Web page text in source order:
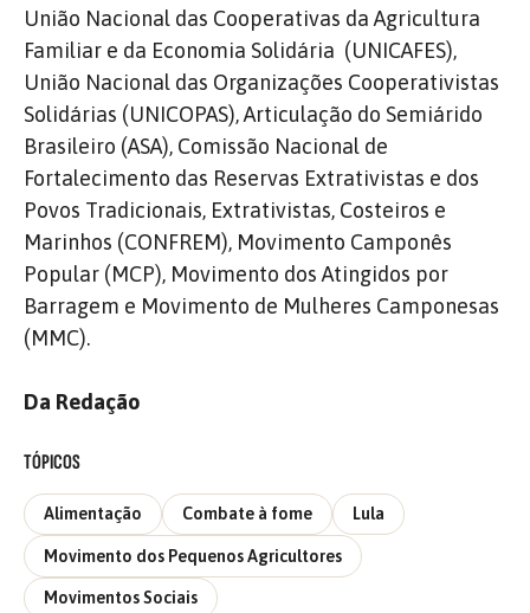
União Nacional das Cooperativas da Agricultura
Familiar e da Economia Solidária (UNICAFES),
União Nacional das Organizações Cooperativistas
Solidárias (UNICOPAS), Articulação do Semiárido
Brasileiro (ASA), Comissão Nacional de
Fortalecimento das Reservas Extrativistas e dos
Povos Tradicionais, Extrativistas, Costeiros e
Marinhos (CONFREM), Movimento Camponês
Popular (MCP), Movimento dos Atingidos por
Barragem e Movimento de Mulheres Camponesas
(MMC).
Da Redação
TÓPICOS
Alimentação Combate à fome Lula
Movimento dos Pequenos Agricultores
Movimentos Sociais